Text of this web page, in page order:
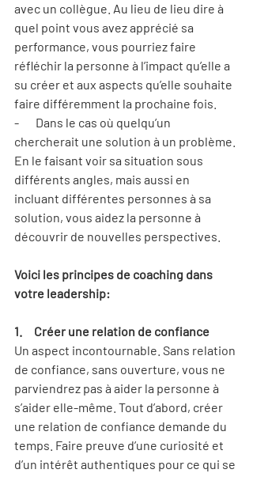
avec un collègue. Au lieu de lieu dire à
quel point vous avez apprécié sa
performance, vous pourriez faire
réfléchir la personne à l’impact qu’elle a
su créer et aux aspects qu’elle souhaite
faire différemment la prochaine fois.
-       Dans le cas où quelqu’un
chercherait une solution à un problème.
En le faisant voir sa situation sous
différents angles, mais aussi en
incluant différentes personnes à sa
solution, vous aidez la personne à
découvrir de nouvelles perspectives.
Voici les principes de coaching dans
votre leadership:
1.     Créer une relation de confiance
Un aspect incontournable. Sans relation
de confiance, sans ouverture, vous ne
parviendrez pas à aider la personne à
s’aider elle-même. Tout d’abord, créer
une relation de confiance demande du
temps. Faire preuve d’une curiosité et
d’un intérêt authentiques pour ce qui se